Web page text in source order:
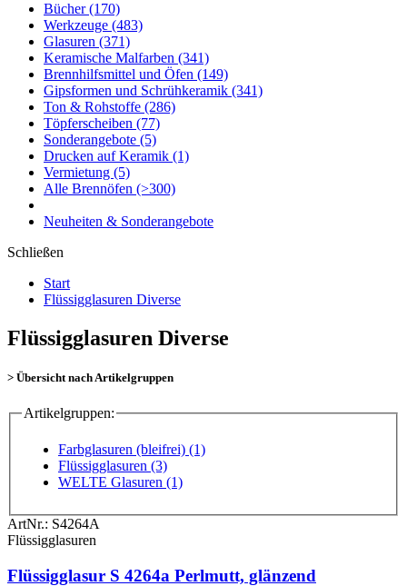
Bücher(170)
Werkzeuge (483)
Glasuren (371)
Keramische Malfarben (341)
Brennhilfsmittel und Öfen (149)
Gipsformen und Schrühkeramik (341)
Ton & Rohstoffe (286)
Töpferscheiben (77)
Sonderangebote (5)
Drucken auf Keramik (1)
Vermietung (5)
Alle Brennöfen (>300)
Neuheiten & Sonderangebote
Schließen
Start
Flüssigglasuren Diverse
Flüssigglasuren Diverse
> Übersicht nach Artikelgruppen
Artikelgruppen:
Farbglasuren (bleifrei) (1)
Flüssigglasuren (3)
WELTE Glasuren (1)
ArtNr.: S4264A
Flüssigglasuren
Flüssigglasur S 4264a Perlmutt, glänzend